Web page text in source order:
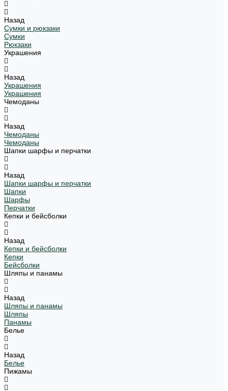
Назад
Сумки и рюкзаки
Сумки
Рюкзаки
Украшения
Назад
Украшения
Украшения
Чемоданы
Назад
Чемоданы
Чемоданы
Шапки шарфы и перчатки
Назад
Шапки шарфы и перчатки
Шапки
Шарфы
Перчатки
Кепки и бейсболки
Назад
Кепки и бейсболки
Кепки
Бейсболки
Шляпы и панамы
Назад
Шляпы и панамы
Шляпы
Панамы
Белье
Назад
Белье
Пижамы